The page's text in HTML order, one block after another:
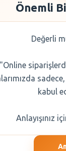
Sütaş
Önemli
Değerli
"Online
kabul
Anlayışınız